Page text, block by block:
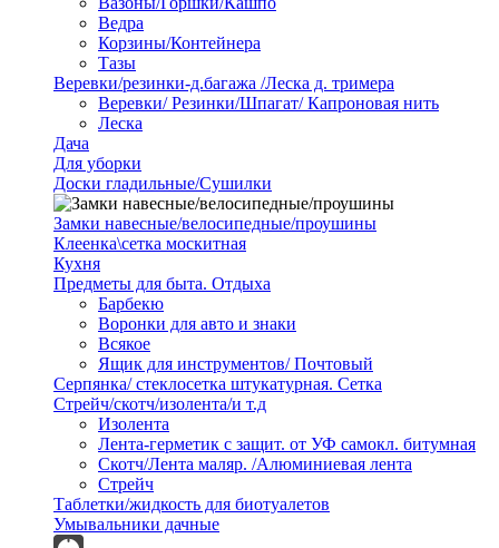
Ведра
Корзины/Контейнера
Тазы
Веревки/резинки-д.багажа /Леска д. тримера
Веревки/ Резинки/Шпагат/ Капроновая нить
Леска
Дача
Для уборки
Доски гладильные/Сушилки
Замки навесные/велосипедные/проушины
Клеенка\сетка москитная
Кухня
Предметы для быта. Отдыха
Барбекю
Воронки для авто и знаки
Всякое
Ящик для инструментов/ Почтовый
Серпянка/ стеклосетка штукатурная. Сетка
Стрейч/скотч/изолента/и т.д
Изолента
Лента-герметик с защит. от УФ самокл. битумная
Скотч/Лента маляр. /Алюминиевая лента
Стрейч
Таблетки/жидкость для биотуалетов
Умывальники дачные